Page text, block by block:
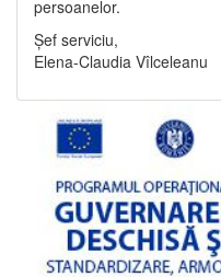
persoanelor.
Șef serviciu,
Elena-Claudia Vîlceleanu